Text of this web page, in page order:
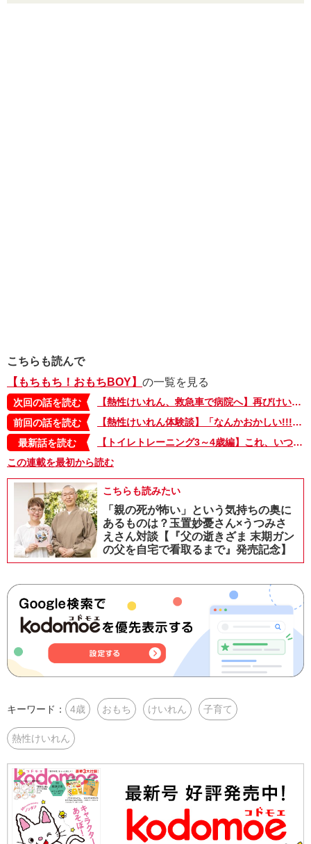
こちらも読んで
【もちもち！おもちBOY】 の一覧を見る
次回の話を読む
【熱性けいれん、救急車で病院へ】再びけいれんが起きた2か月後。誰でもなる可能性があるけいれんに備える心の準備とは？～もちもち！おもちBOY・セレクション3～
前回の話を読む
【熱性けいれん体験談】「なんかおかしい!!! けいれんだ!!!」子どもの唇がみるみるうちに紫に…～もちもち！おもちBOY・セレクション1～
最新話を読む
【トイレトレーニング3～4歳編】これ、いつまで続けるの？ トイトレ奮闘記ついに完了!? ～もちもち！おもちBOY・セレクション3～
この連載を最初から読む
こちらも読みたい
「親の死が怖い」という気持ちの奥に
あるものは？玉置妙憂さん×うつみさ
えさん対談【『父の逝きざま 末期ガン
の父を自宅で看取るまで』発売記念】
キーワード： 4歳 おもち けいれん 子育て
熱性けいれん